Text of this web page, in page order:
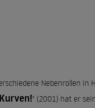
Nebenrollen in
" (2001) hat er